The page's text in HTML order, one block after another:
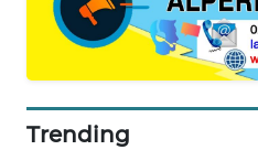
Trending
JAKARTA
NEWS
NEWS